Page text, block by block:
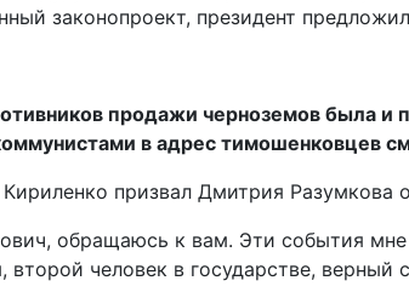
законопроект, президент
продажи черноземов была
в адрес тимошенковцев
призвал Дмитрия Разумкова
обращаюсь к вам. Эти события
второй человек в государстве,